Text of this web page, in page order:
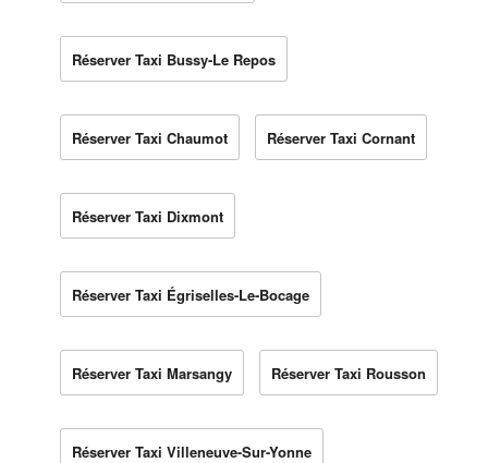
Réserver Taxi Bussy-Le Repos
Réserver Taxi Chaumot Réserver Taxi Cornant
Réserver Taxi Dixmont
Réserver Taxi Égriselles-Le-Bocage
Réserver Taxi Marsangy Réserver Taxi Rousson
Réserver Taxi Villeneuve-Sur-Yonne